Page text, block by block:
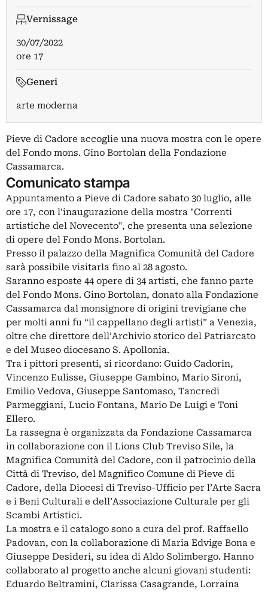
Vernissage
30/07/2022
ore 17
Generi
arte moderna
Pieve di Cadore accoglie una nuova mostra con le opere
del Fondo mons. Gino Bortolan della Fondazione
Cassamarca.
Comunicato stampa
Appuntamento a Pieve di Cadore sabato 30 luglio, alle
ore 17, con l'inaugurazione della mostra "Correnti
artistiche del Novecento", che presenta una selezione
di opere del Fondo Mons. Bortolan.
Presso il palazzo della Magnifica Comunità del Cadore
sarà possibile visitarla fino al 28 agosto.
Saranno esposte 44 opere di 34 artisti, che fanno parte
del Fondo Mons. Gino Bortolan, donato alla Fondazione
Cassamarca dal monsignore di origini trevigiane che
per molti anni fu “il cappellano degli artisti” a Venezia,
oltre che direttore dell’Archivio storico del Patriarcato
e del Museo diocesano S. Apollonia.
Tra i pittori presenti, si ricordano: Guido Cadorin,
Vincenzo Eulisse, Giuseppe Gambino, Mario Sironi,
Emilio Vedova, Giuseppe Santomaso, Tancredi
Parmeggiani, Lucio Fontana, Mario De Luigi e Toni
Ellero.
La rassegna è organizzata da Fondazione Cassamarca
in collaborazione con il Lions Club Treviso Sile, la
Magnifica Comunità del Cadore, con il patrocinio della
Città di Treviso, del Magnifico Comune di Pieve di
Cadore, della Diocesi di Treviso-Ufficio per l’Arte Sacra
e i Beni Culturali e dell’Associazione Culturale per gli
Scambi Artistici.
La mostra e il catalogo sono a cura del prof. Raffaello
Padovan, con la collaborazione di Maria Edvige Bona e
Giuseppe Desideri, su idea di Aldo Solimbergo. Hanno
collaborato al progetto anche alcuni giovani studenti:
Eduardo Beltramini, Clarissa Casagrande, Lorraina